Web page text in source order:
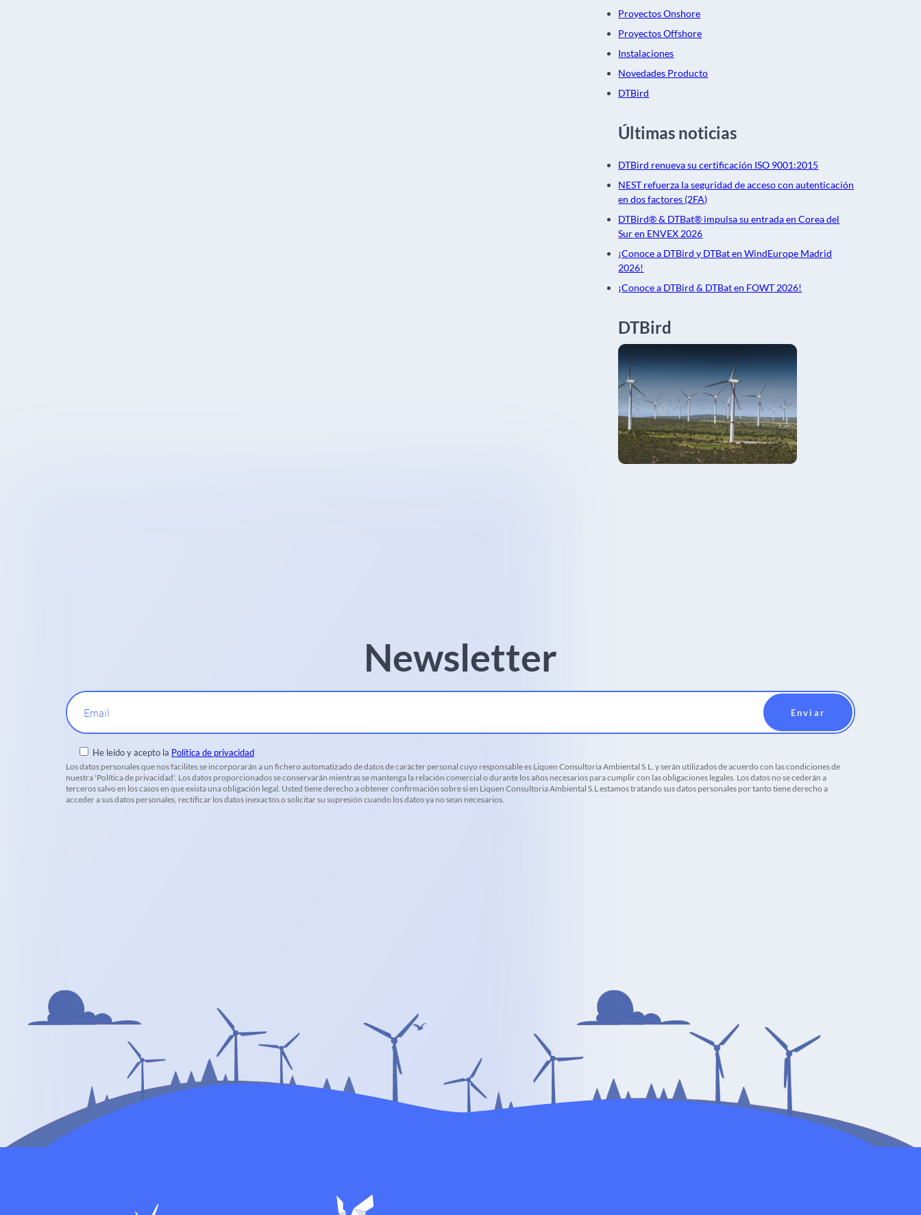
Proyectos Onshore
Proyectos Offshore
Instalaciones
Novedades Producto
DTBird
Últimas noticias
DTBird renueva su certificación ISO 9001:2015
NEST refuerza la seguridad de acceso con autenticación
en dos factores (2FA)
DTBird® & DTBat® impulsa su entrada en Corea del
Sur en ENVEX 2026
¡Conoce a DTBird y DTBat en WindEurope Madrid
2026!
¡Conoce a DTBird & DTBat en FOWT 2026!
DTBird
Newsletter
Email
He leído y acepto la Política de privacidad
Los datos personales que nos facilites se incorporarán a un fichero automatizado de datos de carácter personal cuyo responsable es Liquen Consultoria Ambiental S.L. y serán utilizados de acuerdo con las condiciones de
nuestra 'Política de privacidad'. Los datos proporcionados se conservarán mientras se mantenga la relación comercial o durante los años necesarios para cumplir con las obligaciones legales. Los datos no se cederán a
terceros salvo en los casos en que exista una obligación legal. Usted tiene derecho a obtener confirmación sobre si en Liquen Consultoria Ambiental S.L estamos tratando sus datos personales por tanto tiene derecho a
acceder a sus datos personales, rectificar los datos inexactos o solicitar su supresión cuando los datos ya no sean necesarios.